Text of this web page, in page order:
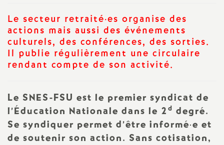
o
n
a
l
d
Le secteur retraité·es organise des
actions mais aussi des événements
culturels, des conférences, des sorties.
Il publie régulièrement une circulaire
rendant compte de son activité.
Le SNES-FSU est le premier syndicat de
l’Éducation Nationale dans le 2 d degré.
Se syndiquer permet d’être informé·e et
de soutenir son action. Sans cotisation,